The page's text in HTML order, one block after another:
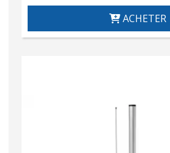
ACHETER